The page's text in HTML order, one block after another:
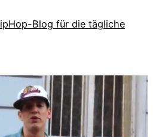
Blog für die tägliche